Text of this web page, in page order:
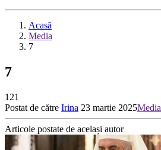
Acasă
Media
7
7
121
Postat de către Irina 23 martie 2025Media
Articole postate de același autor